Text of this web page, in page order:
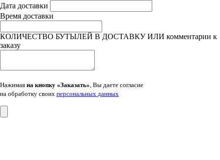
Дата доставки
Время доставки
КОЛИЧЕСТВО БУТЫЛЕЙ В ДОСТАВКУ ИЛИ комментарии к
заказу
Нажимая на кнопку «Заказать», Вы даете согласие
на обработку своих персональных данных